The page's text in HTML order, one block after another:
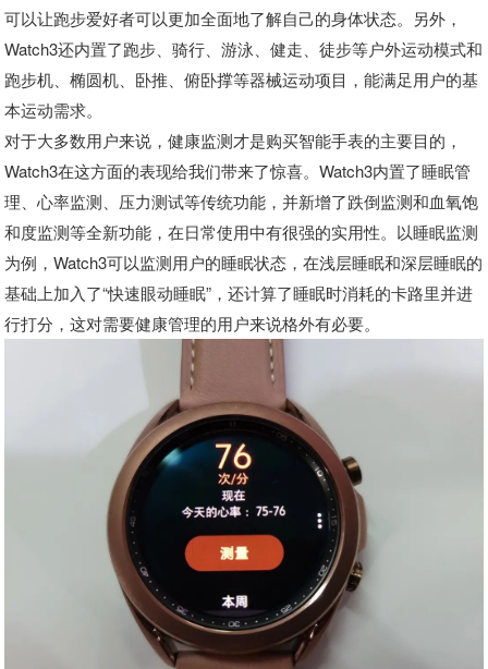
可以让跑步爱好者可以更加全面地了解自己的身体状态。另外，
Watch3还内置了跑步、骑行、游泳、健走、徒步等户外运动模式和
跑步机、椭圆机、卧推、俯卧撑等器械运动项目，能满足用户的基
本运动需求。
对于大多数用户来说，健康监测才是购买智能手表的主要目的，
Watch3在这方面的表现给我们带来了惊喜。Watch3内置了睡眠管
理、心率监测、压力测试等传统功能，并新增了跌倒监测和血氧饱
和度监测等全新功能，在日常使用中有很强的实用性。以睡眠监测
为例，Watch3可以监测用户的睡眠状态，在浅层睡眠和深层睡眠的
基础上加入了“快速眼动睡眠”，还计算了睡眠时消耗的卡路里并进
行打分，这对需要健康管理的用户来说格外有必要。